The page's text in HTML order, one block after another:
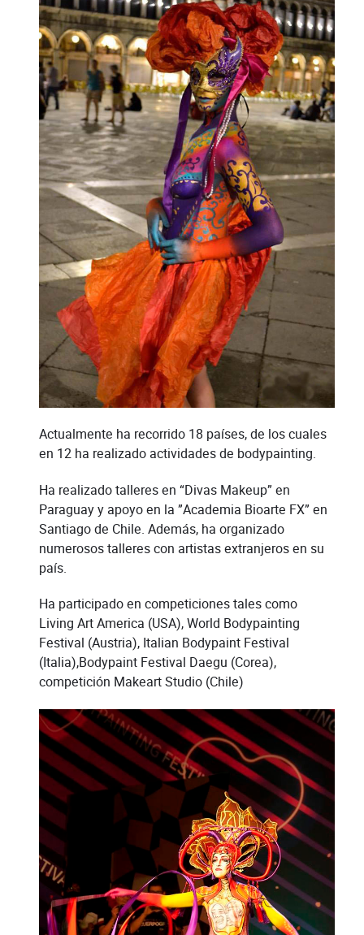
Actualmente ha recorrido 18 países, de los cuales
en 12 ha realizado actividades de bodypainting.
Ha realizado talleres en “Divas Makeup” en
Paraguay y apoyo en la ”Academia Bioarte FX” en
Santiago de Chile. Además, ha organizado
numerosos talleres con artistas extranjeros en su
país.
Ha participado en competiciones tales como
Living Art America (USA), World Bodypainting
Festival (Austria), Italian Bodypaint Festival
(Italia),Bodypaint Festival Daegu (Corea),
competición Makeart Studio (Chile)